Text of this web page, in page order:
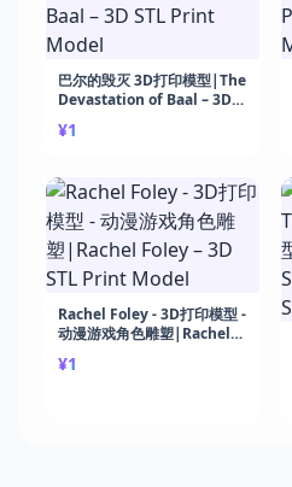
巴尔的毁灭 3D打印模型|The
Devastation of Baal – 3D
¥1
Rachel Foley - 3D打印模型 -
动漫游戏角色雕塑|Rachel
¥1